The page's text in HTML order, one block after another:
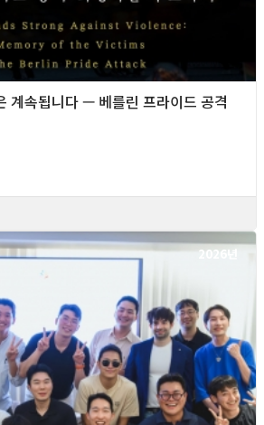
계속됩니다 — 베를린 프라이드 공격
2026년